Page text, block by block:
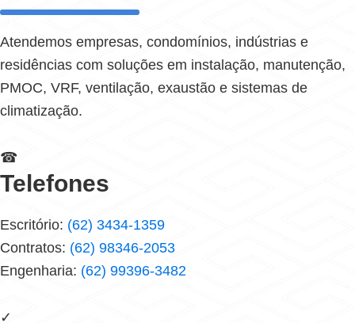
Atendemos empresas, condomínios, indústrias e
residências com soluções em instalação, manutenção,
PMOC, VRF, ventilação, exaustão e sistemas de
climatização.
☎
Telefones
Escritório: (62) 3434-1359
Contratos: (62) 98346-2053
Engenharia: (62) 99396-3482
✓